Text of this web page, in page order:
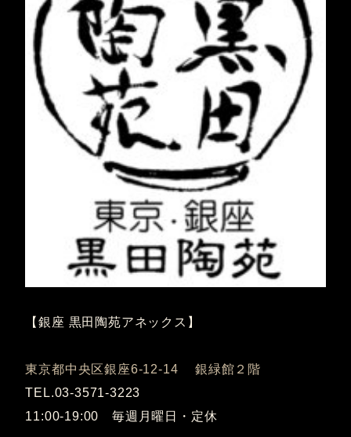
【銀座 黒田陶苑アネックス】
東京都中央区銀座6-12-14 銀緑館２階
TEL.03-3571-3223
11:00-19:00 毎週月曜日・定休